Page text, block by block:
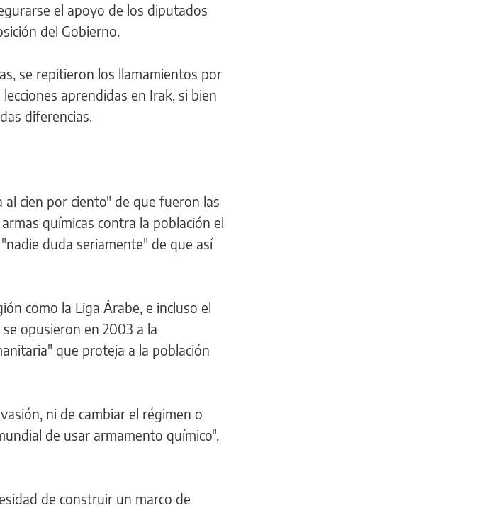
el apoyo de los diputados
del Gobierno.
se repitieron los llamamientos por
aprendidas en Irak, si bien
diferencias.
cien por ciento" de que fueron las
químicas contra la población el
duda seriamente" de que así
como la Liga Árabe, e incluso el
opusieron en 2003 a la
que proteja a la población
ni de cambiar el régimen o
de usar armamento químico",
de construir un marco de